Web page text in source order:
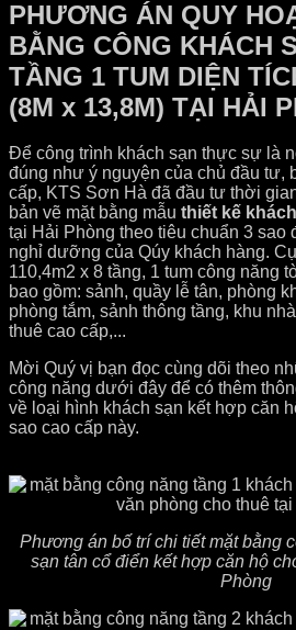
PHƯƠNG ÁN QUY
BẰNG CÔNG KHÁCH
TẦNG 1 TUM DIỆN
(8M x 13,8M) TẠI HẢI
Để công trình khách sạn thực sự là
đúng như ý nguyện của chủ đầu tư,
cấp, KTS Sơn Hà đã đầu tư thời
bản vẽ mặt bằng mẫu thiết kế
tại Hải Phòng theo tiêu chuẩn 3 sao
nghỉ dưỡng của Qúy khách hàng.
110,4m2 x 8 tầng, 1 tum công năng
bao gồm: sảnh, quầy lễ tân, phòng
phòng tắm, sảnh thông tầng, khu
thuê cao cấp,...
Mời Quý vị bạn đọc cùng dõi theo
công năng dưới đây để có thêm
về loại hình khách sạn kết hợp căn
sao cao cấp này.
Phương án bố trí chi tiết mặt bằng
sạn tân cổ điển kết hợp căn hộ
Phòng